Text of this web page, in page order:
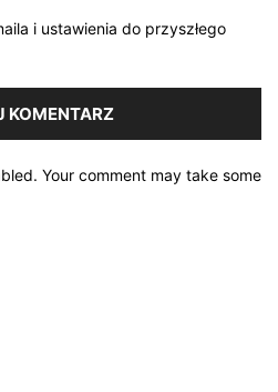
i ustawienia do przyszłego
Your comment may take some